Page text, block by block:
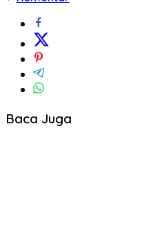
Baca Juga